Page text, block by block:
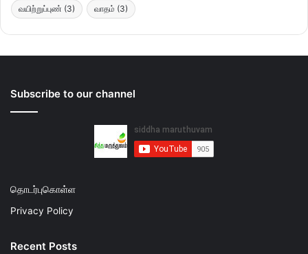
வயிற்றுப்புண் (3) வாதம் (3)
Subscribe to our channel
தொடர்புகொள்ள
Privacy Policy
Recent Posts